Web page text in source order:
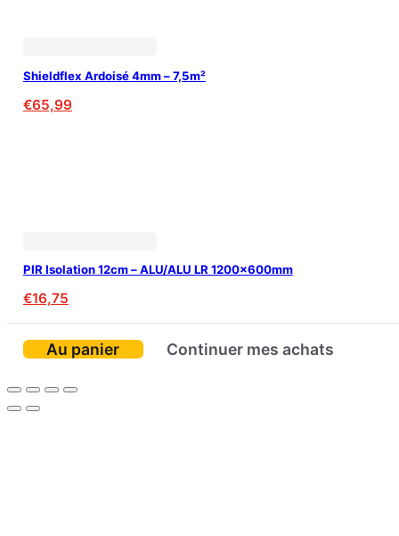
Shieldflex Ardoisé 4mm – 7,5m²
€65,99
PIR Isolation 12cm – ALU/ALU LR 1200x600mm
€16,75
Au panier Continuer mes achats